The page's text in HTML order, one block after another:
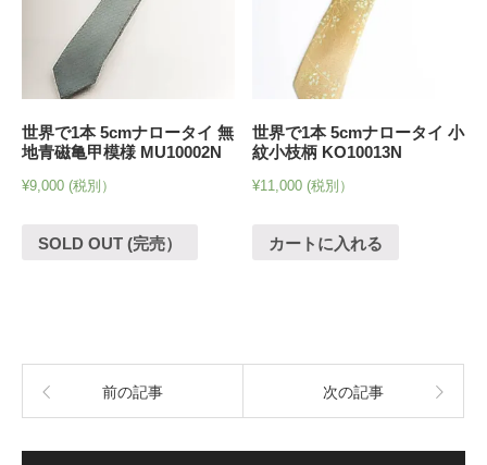
世界で1本 5cmナロータイ 無
地青磁亀甲模様 MU10002N
¥9,000 (税別）
SOLD OUT (完売）
世界で1本 5cmナロータイ 小
紋小枝柄 KO10013N
¥11,000 (税別）
カートに入れる
前の記事 次の記事